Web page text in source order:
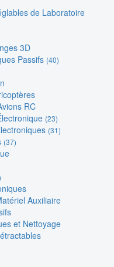
de Laboratoire
3D
Passifs (40)
RC
(23)
(31)
(37)
Auxiliaire
et Nettoyage